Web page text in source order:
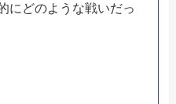
にどのような戦いだっ